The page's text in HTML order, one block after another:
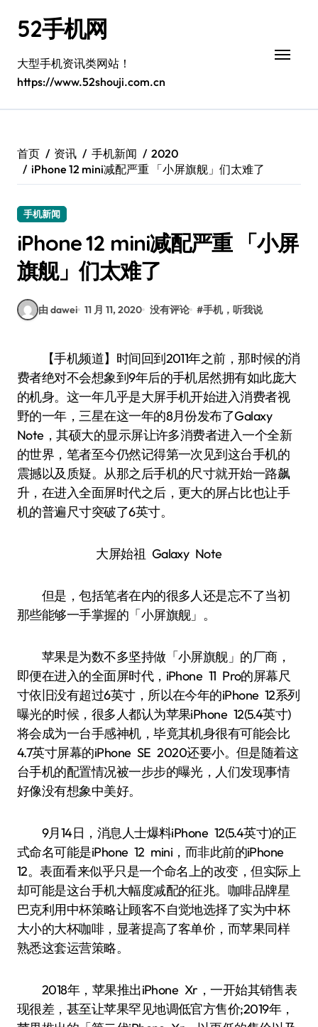
52手机网
大型手机资讯类网站！
https://www.52shouji.com.cn
首页 资讯 手机新闻
2020
iPhone 12 mini减配严重 「小屏旗舰」们太难了
手机新闻
iPhone 12 mini减配严重 「小屏
旗舰」们太难了
由 dawei 11 月 11, 2020 没有评论 #手机，听我说
【手机频道】时间回到2011年之前，那时候的消
费者绝对不会想象到9年后的手机居然拥有如此庞大
的机身。这一年几乎是大屏手机开始进入消费者视
野的一年，三星在这一年的8月份发布了Galaxy
Note，其硕大的显示屏让许多消费者进入一个全新
的世界，笔者至今仍然记得第一次见到这台手机的
震撼以及质疑。从那之后手机的尺寸就开始一路飙
升，在进入全面屏时代之后，更大的屏占比也让手
机的普遍尺寸突破了6英寸。
大屏始祖 Galaxy Note
但是，包括笔者在内的很多人还是忘不了当初
那些能够一手掌握的「小屏旗舰」。
苹果是为数不多坚持做「小屏旗舰」的厂商，
即便在进入的全面屏时代，iPhone 11 Pro的屏幕尺
寸依旧没有超过6英寸，所以在今年的iPhone 12系列
曝光的时候，很多人都认为苹果iPhone 12(5.4英寸)
将会成为一台手感神机，毕竟其机身很有可能会比
4.7英寸屏幕的iPhone SE 2020还要小。但是随着这
台手机的配置情况被一步步的曝光，人们发现事情
好像没有想象中美好。
9月14日，消息人士爆料iPhone 12(5.4英寸)的正
式命名可能是iPhone 12 mini，而非此前的iPhone
12。表面看来似乎只是一个命名上的改变，但实际上
却可能是这台手机大幅度减配的征兆。咖啡品牌星
巴克利用中杯策略让顾客不自觉地选择了实为中杯
大小的大杯咖啡，显著提高了客单价，而苹果同样
熟悉这套运营策略。
2018年，苹果推出iPhone Xr，一开始其销售表
现很差，甚至让苹果罕见地调低官方售价;2019年，